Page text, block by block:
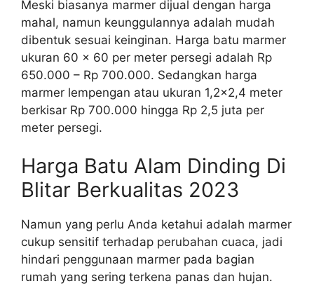
Meski biasanya marmer dijual dengan harga
mahal, namun keunggulannya adalah mudah
dibentuk sesuai keinginan. Harga batu marmer
ukuran 60 x 60 per meter persegi adalah Rp
650.000 – Rp 700.000. Sedangkan harga
marmer lempengan atau ukuran 1,2×2,4 meter
berkisar Rp 700.000 hingga Rp 2,5 juta per
meter persegi.
Harga Batu Alam Dinding Di
Blitar Berkualitas 2023
Namun yang perlu Anda ketahui adalah marmer
cukup sensitif terhadap perubahan cuaca, jadi
hindari penggunaan marmer pada bagian
rumah yang sering terkena panas dan hujan.